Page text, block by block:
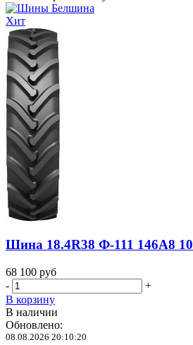
Хит
Шина 18.4R38 Ф-111 146A8
68 100 руб
-
+
В корзину
В наличии
Обновлено:
08.08.2026 20:10:20